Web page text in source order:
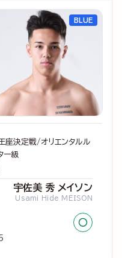
座決定戦/オリエンタルル
ー級
宇佐美 秀 メイソン
Usami Hide MEISON
○
BLUE